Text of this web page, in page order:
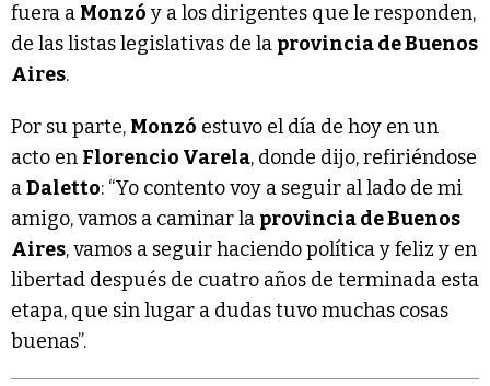
fuera a Monzó y a los dirigentes que le responden,
de las listas legislativas de la provincia de Buenos
Aires.
Por su parte, Monzó estuvo el día de hoy en un
acto en Florencio Varela, donde dijo, refiriéndose
aDaletto: “Yo contento voy a seguir al lado de mi
amigo, vamos a caminar la provincia de Buenos
Aires, vamos a seguir haciendo política y feliz y en
libertad después de cuatro años de terminada esta
etapa, que sin lugar a dudas tuvo muchas cosas
buenas”.